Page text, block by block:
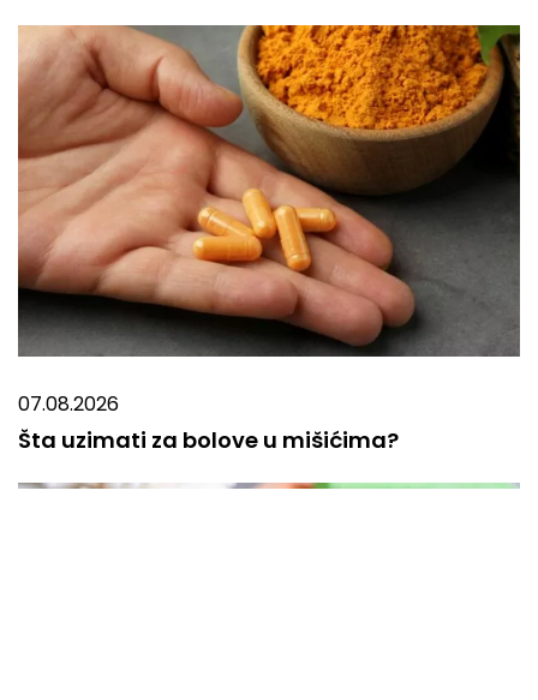
07.08.2026
Šta uzimati za bolove u mišićima?